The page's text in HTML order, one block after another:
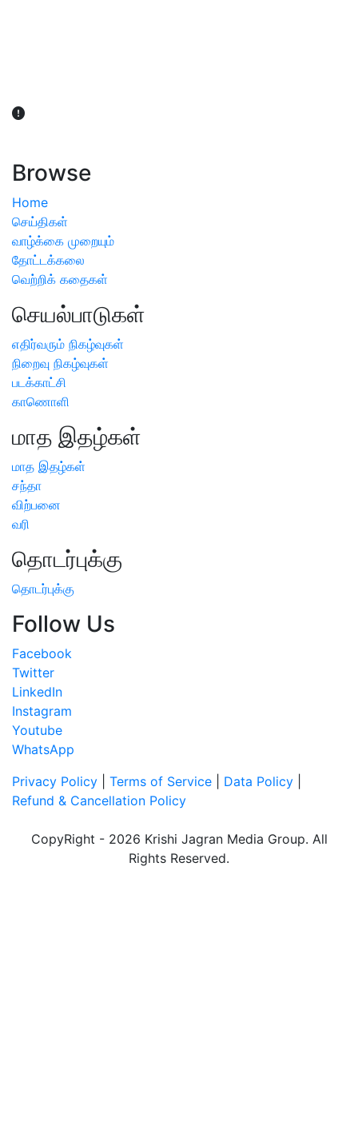
Browse
Home
செய்திகள்
வாழ்க்கை முறையும்
தோட்டக்கலை
வெற்றிக் கதைகள்
செயல்பாடுகள்
எதிர்வரும் நிகழ்வுகள்
நிறைவு நிகழ்வுகள்
படக்காட்சி
காணொளி
மாத இதழ்கள்
மாத இதழ்கள்
சந்தா
விற்பனை
வரி
தொடர்புக்கு
தொடர்புக்கு
Follow Us
Facebook
Twitter
LinkedIn
Instagram
Youtube
WhatsApp
Privacy Policy
Terms of Service Data Policy
Refund & Cancellation Policy
CopyRight - 2026 Krishi Jagran Media Group. All
Rights Reserved.